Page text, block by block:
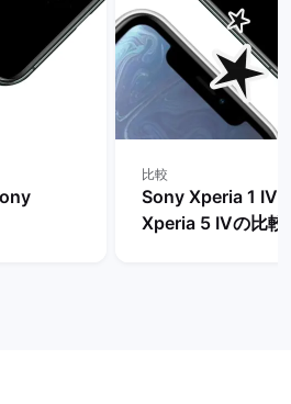
比較
Sony Xperia 1 IV
Xperia 5 IVの比較